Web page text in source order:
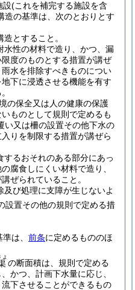
設(これを補完する施設を含
造の基準は、次のとおりとす
とすること。
水性の材料で造り、かつ、漏
度のものとする措置が講ぜ
雨水を排除すべきものについ
下に浸透させる機能を有す
の保全又は人の健康の保護
ものとして規則で定めるも
い又は柵の設置その他下水の
りを制限する措置が講ぜら
するおそれのある部分にあっ
腐食しにくい材料で造り、
ぜられていること。
び処理に支障が生じないよ
設置その他の規則で定める措
は、 前条に定めるもののほ
ょ
の断面積は、規則で定める
かつ、計画下水量に応じ、
下させることができるもの